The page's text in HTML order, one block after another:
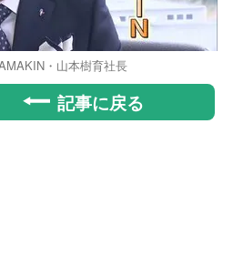
・山本樹育社長
記事に戻る